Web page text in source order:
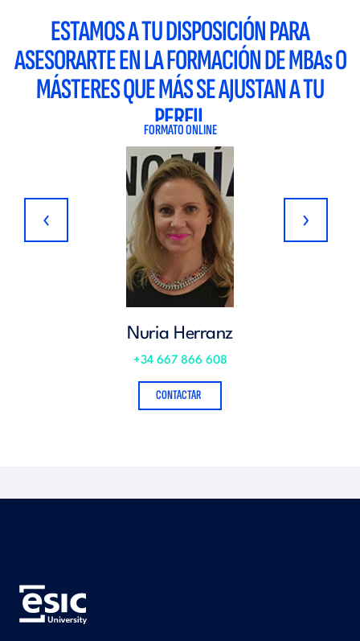
ESTAMOS A TU DISPOSICIÓN PARA
ASESORARTE EN LA FORMACIÓN DE MBAs O
MÁSTERES QUE MÁS SE AJUSTAN A TU
PERFIL
FORMATO ONLINE
Nuria Herranz
+34 667 866 608
CONTACTAR
‹ ›